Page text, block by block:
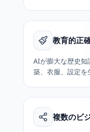
教育的正
AIが膨大な歴史知
築、衣服、設定を
複数のビ